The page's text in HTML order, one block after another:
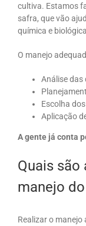
cultiva. Estamos
safra, que vão
química e
O manejo
Análise das
Escolha
Aplicação
A gente já conta
Quais são
manejo
Realizar o